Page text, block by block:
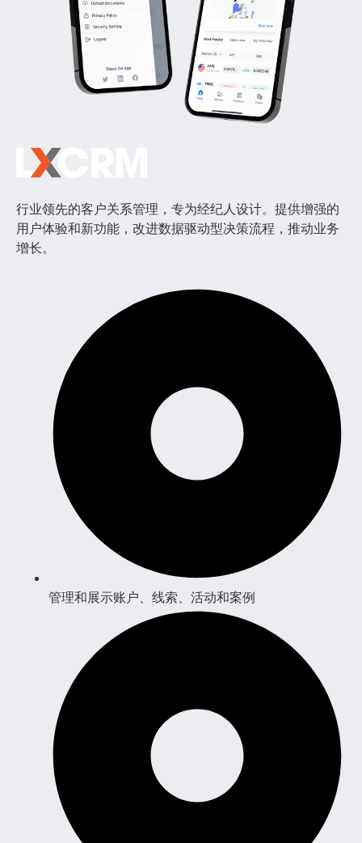
行业领先的客户关系管理，专为经纪人设计。提供增强的
用户体验和新功能，改进数据驱动型决策流程，推动业务
增长。
管理和展示账户、线索、活动和案例